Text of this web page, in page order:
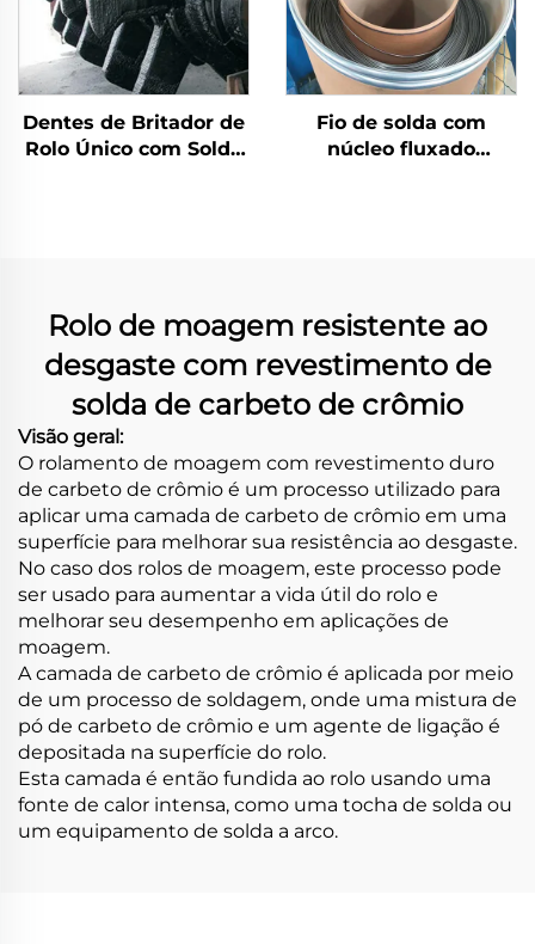
Dentes de Britador de
Rolo Único com Solda
Fio de solda com
núcleo fluxado
Rolo de moagem resistente ao
desgaste com revestimento de
solda de carbeto de crômio
Visão geral:
O rolamento de moagem com revestimento duro
de carbeto de crômio é um processo utilizado para
aplicar uma camada de carbeto de crômio em uma
superfície para melhorar sua resistência ao desgaste.
No caso dos rolos de moagem, este processo pode
ser usado para aumentar a vida útil do rolo e
melhorar seu desempenho em aplicações de
moagem.
A camada de carbeto de crômio é aplicada por meio
de um processo de soldagem, onde uma mistura de
pó de carbeto de crômio e um agente de ligação é
depositada na superfície do rolo.
Esta camada é então fundida ao rolo usando uma
fonte de calor intensa, como uma tocha de solda ou
um equipamento de solda a arco.